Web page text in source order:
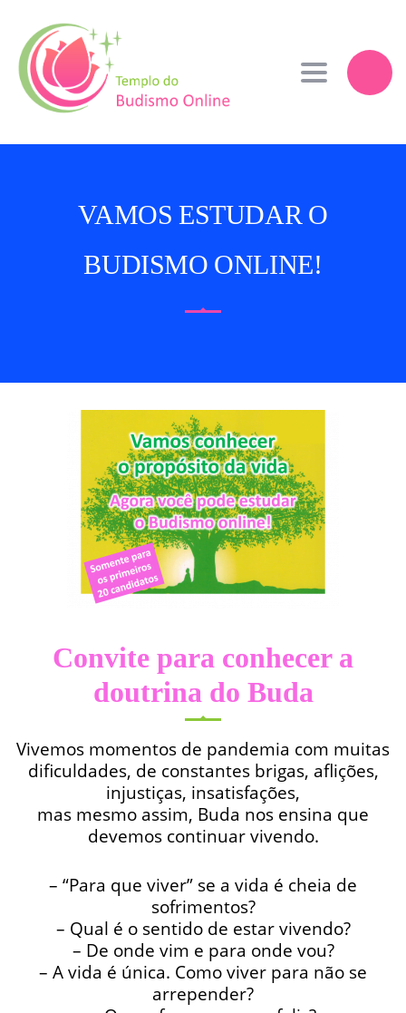
Toggle
VAMOS ESTUDAR O
BUDISMO ONLINE!
Convite para conhecer a
doutrina do Buda
Vivemos momentos de pandemia com muitas
dificuldades, de constantes brigas, aflições,
injustiças, insatisfações,
mas mesmo assim, Buda nos ensina que
devemos continuar vivendo.
– “Para que viver” se a vida é cheia de
sofrimentos?
– Qual é o sentido de estar vivendo?
– De onde vim e para onde vou?
– A vida é única. Como viver para não se
arrepender?